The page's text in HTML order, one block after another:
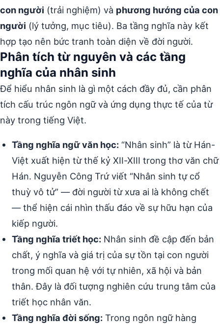
con người (trải nghiệm) và phương hướng của con
người (lý tưởng, mục tiêu). Ba tầng nghĩa này kết
hợp tạo nên bức tranh toàn diện về đời người.
Phân tích từ nguyên và các tầng
nghĩa của nhân sinh
Để hiểu nhân sinh là gì một cách đầy đủ, cần phân
tích cấu trúc ngôn ngữ và ứng dụng thực tế của từ
này trong tiếng Việt.
Tầng nghĩa ngữ văn học: “Nhân sinh” là từ Hán-
Việt xuất hiện từ thế kỷ XII-XIII trong thơ văn chữ
Hán. Nguyễn Công Trứ viết “Nhân sinh tự cổ
thuỳ vô tử” — đời người từ xưa ai là không chết
— thể hiện cái nhìn thấu đáo về sự hữu hạn của
kiếp người.
Tầng nghĩa triết học: Nhân sinh đề cập đến bản
chất, ý nghĩa và giá trị của sự tồn tại con người
trong mối quan hệ với tự nhiên, xã hội và bản
thân. Đây là đối tượng nghiên cứu trung tâm của
triết học nhân văn.
Tầng nghĩa đời sống: Trong ngôn ngữ hàng